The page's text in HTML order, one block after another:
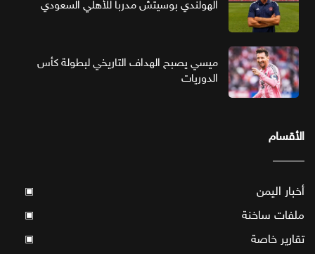
الهولندي بوسيتش مدربا للأهلي السعودي
ميسي يصبح الهداف التاريخي لبطولة كأس
الدوريات
الأقسام
أخبار اليمن ▣
ملفات ساخنة ▣
تقارير خاصة ▣